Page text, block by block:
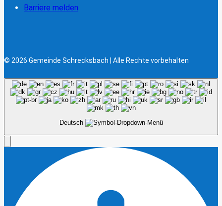
Barriere melden
© 2026 Gemeinde Schrecksbach | Alle Rechte vorbehalten
Deutsch